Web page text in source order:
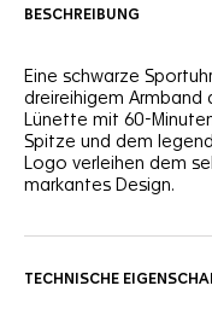
BESCHREIBUNG
Eine schwarze
dreireihigem Armband
Lünette mit 60-
Spitze und dem
Logo verleihen dem
markantes Design.
TECHNISCHE